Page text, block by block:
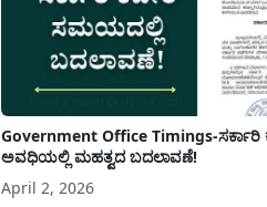
Government Office Timings-
ಅವಧಿಯಲ್ಲಿ ಮಹತ್ವದ ಬದಲಾವಣೆ!
April 2, 2026